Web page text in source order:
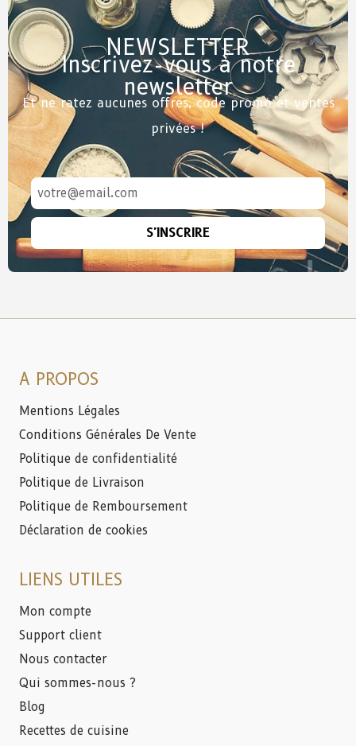
NEWSLETTER
Inscrivez-vous à notre
newsletter
Et ne ratez aucunes offres, code promo et ventes
privées !
S'INSCRIRE
A PROPOS
Mentions Légales
Conditions Générales De Vente
Politique de confidentialité
Politique de Livraison
Politique de Remboursement
Déclaration de cookies
LIENS UTILES
Mon compte
Support client
Nous contacter
Qui sommes-nous ?
Blog
Recettes de cuisine